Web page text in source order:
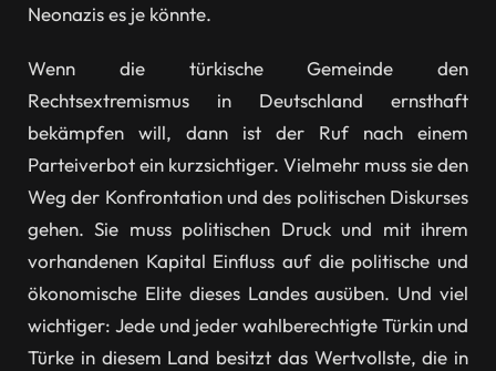
Neonazis es je könnte.
Wenn die türkische Gemeinde den
Rechtsextremismus in Deutschland ernsthaft
bekämpfen will, dann ist der Ruf nach einem
Parteiverbot ein kurzsichtiger. Vielmehr muss sie den
Weg der Konfrontation und des politischen Diskurses
gehen. Sie muss politischen Druck und mit ihrem
vorhandenen Kapital Einfluss auf die politische und
ökonomische Elite dieses Landes ausüben. Und viel
wichtiger: Jede und jeder wahlberechtigte Türkin und
Türke in diesem Land besitzt das Wertvollste, die in